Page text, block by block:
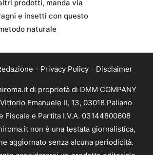
prodotti, manda via
e insetti con questo
naturale
- Privacy Policy - Disclaimer
di proprietà di DMM COMPANY
Emanuele II, 13, 03018 Paliano
Fiscale e Partita I.V.A. 03144800608
non è una testata giornalistica,
aggiornato senza alcuna periodicità.